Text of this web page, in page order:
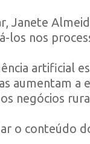
Janete
los nos
artificial
aumentam a
negócios
o conteúdo